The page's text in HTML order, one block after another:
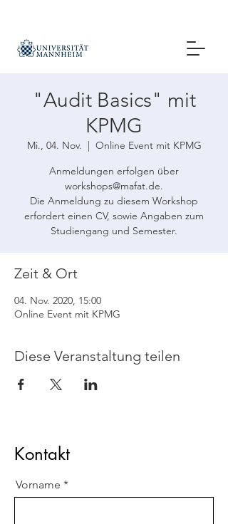
"Audit Basics" mit
KPMG
Mi., 04. Nov.
  |
Online Event mit KPMG
Anmeldungen erfolgen über
workshops@mafat.de.
Die Anmeldung zu diesem Workshop
erfordert einen CV, sowie Angaben zum
Studiengang und Semester.
Zeit & Ort
04. Nov. 2020, 15:00
Online Event mit KPMG
Diese Veranstaltung teilen
Kontakt
Vorname